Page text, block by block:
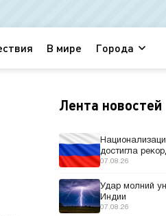
В мире Города
Лента новостей
достигла
07.08.26
Удар молний
Индии
07.08.26